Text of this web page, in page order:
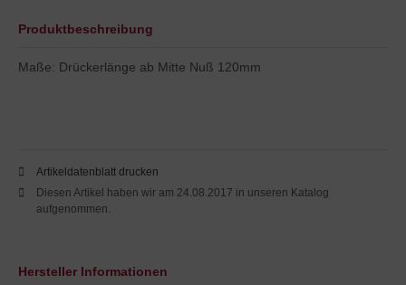
Produktbeschreibung
Maße: Drückerlänge ab Mitte Nuß 120mm
Artikeldatenblatt drucken
Diesen Artikel haben wir am 24.08.2017 in unseren Katalog
aufgenommen.
Hersteller Informationen